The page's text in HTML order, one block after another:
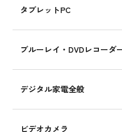
タブレットPC
ブルーレイ・DVDレコーダ
デジタル家電全般
ビデオカメラ
iPhone 16 シリーズ
iPhone 16 の新品買取
iPad Air 11インチ シリ
iPad Air 11インチ の